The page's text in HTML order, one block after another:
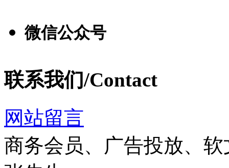
微信公众号
联系我们/Contact
网站留言
商务会员、广告投放、软